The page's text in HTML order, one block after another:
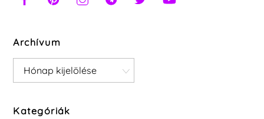
Archívum
Archívum
Kategóriák